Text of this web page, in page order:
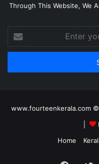
Through This Website, We
your
Email
www.fourteenkerala.com
Home